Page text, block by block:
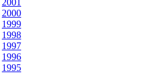
2001
2000
1999
1998
1997
1996
1995